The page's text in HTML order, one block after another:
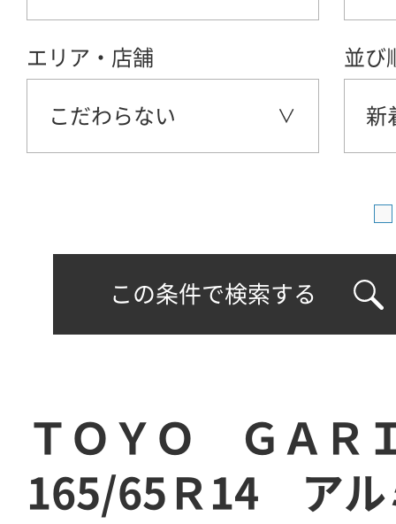
エリア・店舗
こだわらない
並び
新
この条件で検索する
ＴＯＹＯ ＧＡ
165/65Ｒ14 アル